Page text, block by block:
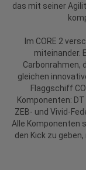
das mit seiner
Im CORE 2
miteinander.
Carbonrahmen,
gleichen
Flaggschiff
Komponenten:
ZEB- und Vivid-
Alle Komponenten
den Kick zu